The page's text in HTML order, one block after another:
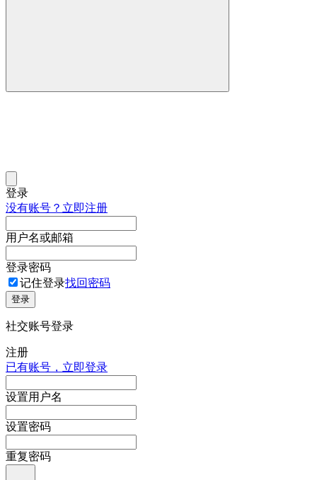
登录
没有账号？立即注册
用户名或邮箱
登录密码
记住登录找回密码
登录
社交账号登录
注册
已有账号，立即登录
设置用户名
设置密码
重复密码